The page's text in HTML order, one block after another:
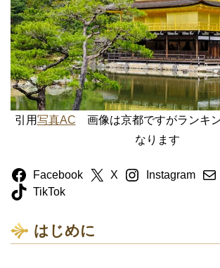
引用写真AC 画像は京都ですがランキ
なります
Facebook X Instagram
TikTok
はじめに